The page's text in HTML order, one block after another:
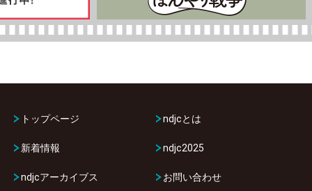
トップページ ndjcとは
新着情報 ndjc2025
ndjcアーカイブス お問い合わせ